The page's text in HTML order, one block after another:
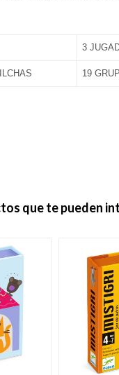
3
19
que te pueden